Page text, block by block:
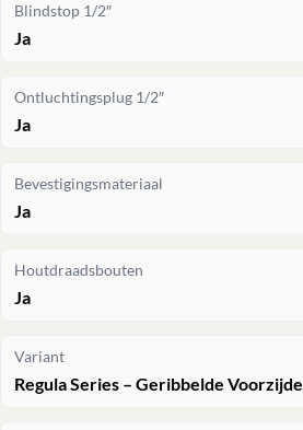
Blindstop 1/2″
Ja
Ontluchtingsplug 1/2″
Ja
Bevestigingsmateriaal
Ja
Houtdraadsbouten
Ja
Variant
Regula Series – Geribbelde Voorzijde